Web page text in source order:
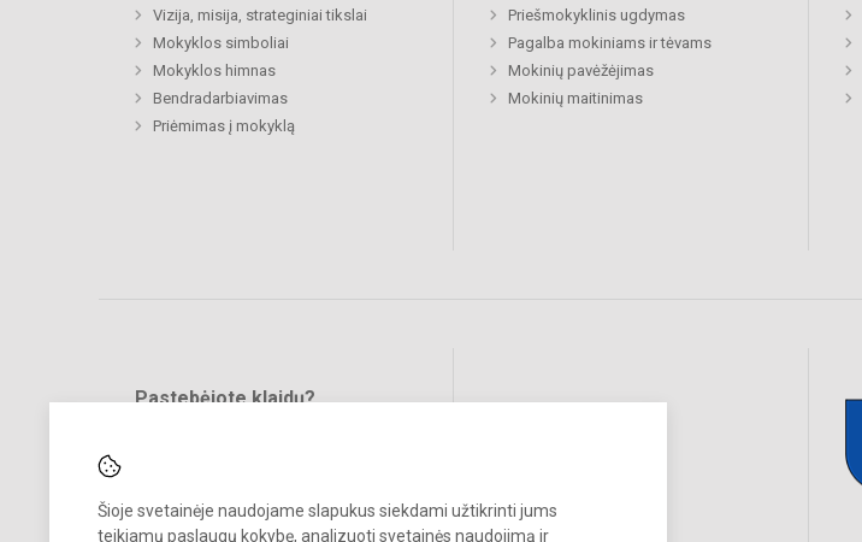
Šioje svetainėje naudojame slapukus siekdami užtikrinti jums
teikiamų paslaugų kokybę, analizuoti svetainės naudojimą ir
Vizija, misija, strateginiai tikslai
Mokyklos simboliai
Mokyklos himnas
Bendradarbiavimas
Priėmimas į mokyklą
Priešmokyklinis ugdymas
Pagalba mokiniams ir tėvams
Mokinių pavėžėjimas
Mokinių maitinimas
Pastebėjote klaidų?